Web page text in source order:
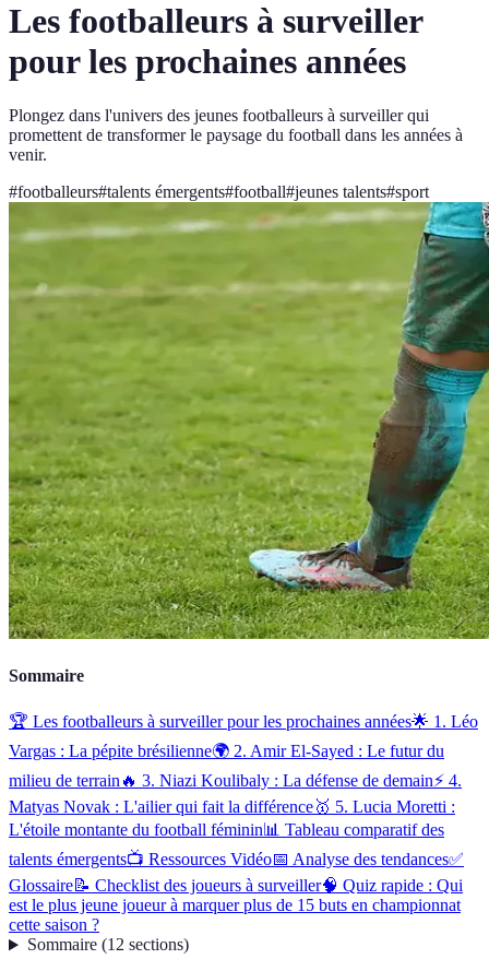
Les footballeurs à surveiller
pour les prochaines années
Plongez dans l'univers des jeunes footballeurs à surveiller qui
promettent de transformer le paysage du football dans les années à
venir.
#footballeurs#talents émergents#football#jeunes talents#sport
Sommaire
🏆 Les footballeurs à surveiller pour les prochaines années🌟 1. Léo
Vargas : La pépite brésilienne🌍 2. Amir El-Sayed : Le futur du
milieu de terrain🔥 3. Niazi Koulibaly : La défense de demain⚡ 4.
Matyas Novak : L'ailier qui fait la différence🥇 5. Lucia Moretti :
L'étoile montante du football féminin📊 Tableau comparatif des
talents émergents📺 Ressources Vidéo📅 Analyse des tendances✅
Glossaire📝 Checklist des joueurs à surveiller🧠 Quiz rapide : Qui
est le plus jeune joueur à marquer plus de 15 buts en championnat
cette saison ?
Sommaire(12 sections)